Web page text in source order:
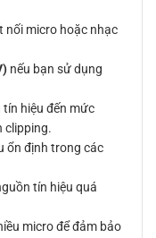
nối micro hoặc nhạc
nếu bạn sử dụng
hiệu đến mức
clipping.
ổn định trong các
tín hiệu quá
micro để đảm bảo